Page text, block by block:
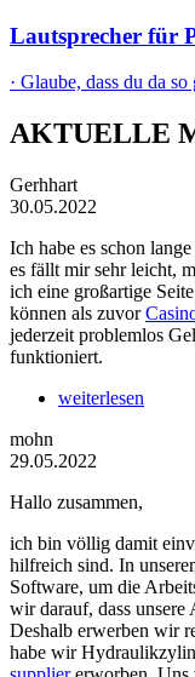
Lautsprecher für
· Glaube, dass du da
AKTUELLE
Gerhhart
30.05.2022
Ich habe es schon
es fällt mir sehr leicht,
ich eine großartige
können als zuvor
jederzeit problemlos
funktioniert.
weiterlesen
mohn
29.05.2022
Hallo zusammen,
ich bin völlig damit
hilfreich sind. In
Software, um die
wir darauf, dass unsere
Deshalb erwerben wir
habe wir